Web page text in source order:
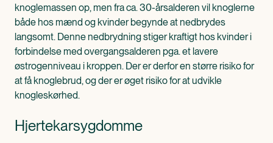
knoglemassen op, men fra ca. 30-årsalderen vil knoglerne
både hos mænd og kvinder begynde at nedbrydes
langsomt. Denne nedbrydning stiger kraftigt hos kvinder i
forbindelse med overgangsalderen pga. et lavere
østrogenniveau i kroppen. Der er derfor en større risiko for
at få knoglebrud, og der er øget risiko for at udvikle
knogleskørhed.
Hjertekarsygdomme